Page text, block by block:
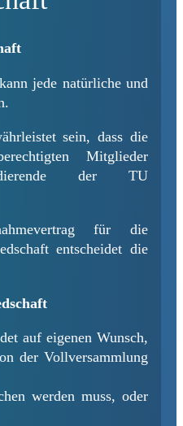
jede natürliche und
sein, dass die
Mitglieder
der TU
für die
entscheidet die
auf eigenen Wunsch,
der Vollversammlung
werden muss, oder